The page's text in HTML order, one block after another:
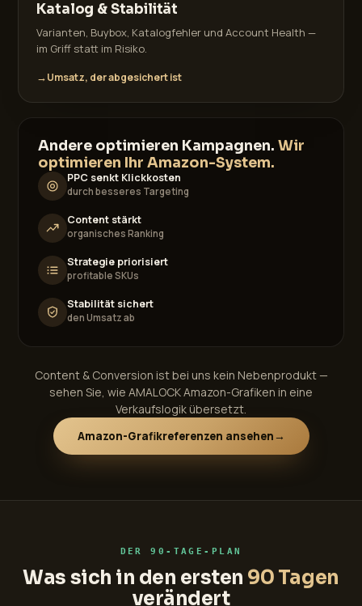
Katalog & Stabilität
Varianten, Buybox, Katalogfehler und Account Health —
im Griff statt im Risiko.
→Umsatz, der abgesichert ist
Andere optimieren Kampagnen.Wir
optimieren Ihr Amazon-System.
PPC senkt Klickkosten
durch besseres Targeting
Content stärkt
organisches Ranking
Strategie priorisiert
profitable SKUs
Stabilität sichert
den Umsatz ab
Content & Conversion ist bei uns kein Nebenprodukt —
sehen Sie, wie AMALOCK Amazon-Grafiken in eine
Verkaufslogik übersetzt.
Amazon-Grafikreferenzen ansehen→
DER 90-TAGE-PLAN
Was sich in den ersten 90 Tagen
verändert